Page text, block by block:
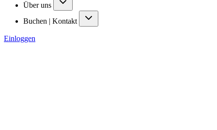
Über uns
Buchen | Kontakt
Einloggen